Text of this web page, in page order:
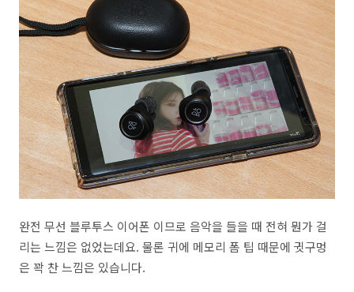
완전 무선 블루투스 이어폰 이므로 음악을 들을 때 전혀 뭔가 걸
리는 느낌은 없었는데요. 물론 귀에 메모리 폼 팁 때문에 귓구멍
은 꽉 찬 느낌은 있습니다.